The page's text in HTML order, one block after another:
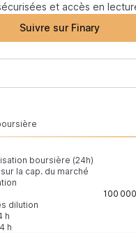
et accès en
Suivre sur Finary
boursière (24h)
la cap. du marché
100
dilution
h
h